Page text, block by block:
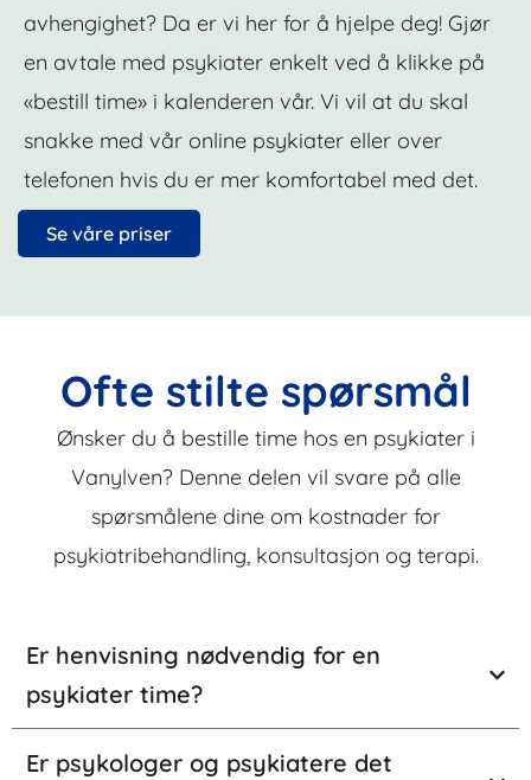
avhengighet? Da er vi her for å hjelpe deg! Gjør
en avtale med psykiater enkelt ved å klikke på
«bestill time» i kalenderen vår. Vi vil at du skal
snakke med vår online psykiater eller over
telefonen hvis du er mer komfortabel med det.
Se våre priser
Ofte stilte spørsmål
Ønsker du å bestille time hos en psykiater i
Vanylven? Denne delen vil svare på alle
spørsmålene dine om kostnader for
psykiatribehandling, konsultasjon og terapi.
Er henvisning nødvendig for en
psykiater time?
Er psykologer og psykiatere det